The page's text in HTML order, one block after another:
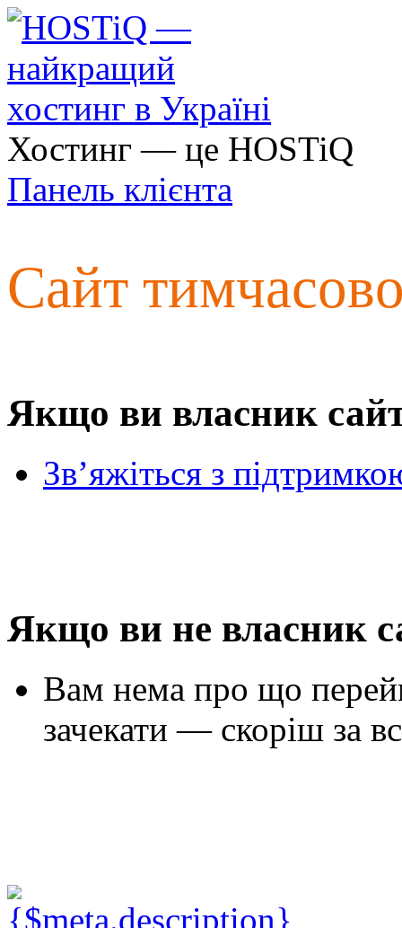
Хостинг — це HOSTiQ
Панель клієнта
Сайт
Якщо ви власник
Зв’яжіться з
Якщо ви не власник
Вам нема про що
зачекати — скоріш за